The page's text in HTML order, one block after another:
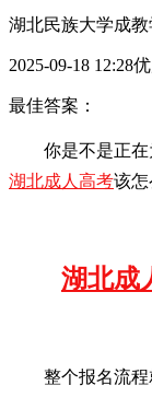
湖北民族大学成教
2025-09-18 12:28
最佳答案：
你是不是正在
湖北成人高考该怎
湖北成
整个报名流